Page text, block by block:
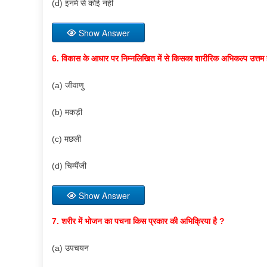
(d) इनमें से कोई नहीं
Show Answer
6. विकास के आधार पर निम्नलिखित में से किसका शारीरिक अभिकल्प
(a) जीवाणु
(b) मकड़ी
(c) मछली
(d) चिम्पैंजी
Show Answer
7. शरीर में भोजन का पचना किस प्रकार की अभिक्रिया है ?
(a) उपचयन